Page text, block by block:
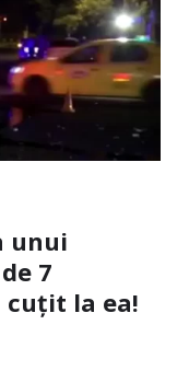
unui
7
cuțit la ea!